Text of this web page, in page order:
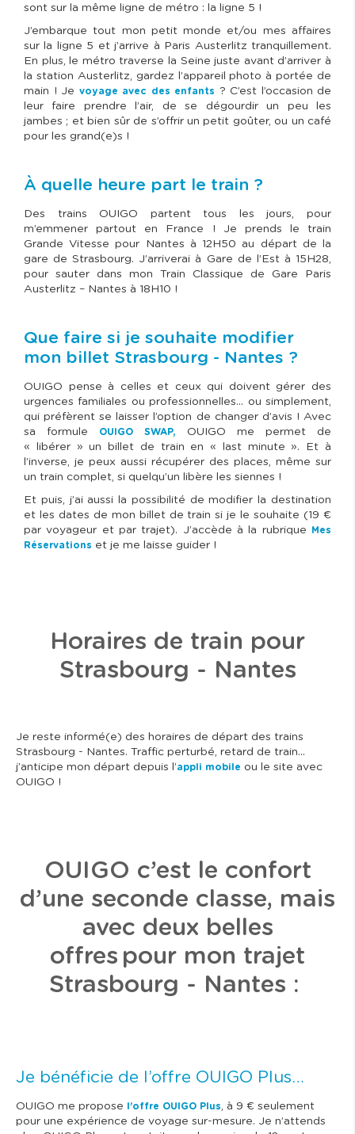
sont sur la même ligne de métro : la ligne 5 !
J’embarque tout mon petit monde et/ou mes affaires
sur la ligne 5 et j’arrive à Paris Austerlitz tranquillement.
En plus, le métro traverse la Seine juste avant d’arriver à
la station Austerlitz, gardez l’appareil photo à portée de
main ! Je voyage avec des enfants ? C’est l’occasion de
leur faire prendre l’air, de se dégourdir un peu les
jambes ; et bien sûr de s’offrir un petit goûter, ou un café
pour les grand(e)s !
À quelle heure part le train ?
Des trains OUIGO partent tous les jours, pour
m’emmener partout en France ! Je prends le train
Grande Vitesse pour Nantes à 12H50 au départ de la
gare de Strasbourg. J’arriverai à Gare de l’Est à 15H28,
pour sauter dans mon Train Classique de Gare Paris
Austerlitz – Nantes à 18H10 !
Que faire si je souhaite modifier
mon billet Strasbourg - Nantes ?
OUIGO pense à celles et ceux qui doivent gérer des
urgences familiales ou professionnelles… ou simplement,
qui préfèrent se laisser l’option de changer d’avis ! Avec
sa formule
OUIGO SWAP,
OUIGO me permet de
« libérer » un billet de train en « last minute ». Et à
l’inverse, je peux aussi récupérer des places, même sur
un train complet, si quelqu’un libère les siennes !
Et puis, j’ai aussi la possibilité de modifier la destination
et les dates de mon billet de train si je le souhaite (19 €
par voyageur et par trajet). J’accède à la rubrique
Mes
Réservations et je me laisse guider !
Horaires de train pour
Strasbourg - Nantes
Je reste informé(e) des horaires de départ des trains
Strasbourg - Nantes. Traffic perturbé, retard de train…
j’anticipe mon départ depuis l’appli mobile ou le site avec
OUIGO !
OUIGO c’est le confort
d’une seconde classe, mais
avec deux belles
offres pour mon trajet
Strasbourg - Nantes :
Je bénéficie de l’offre OUIGO Plus…
OUIGO me propose l’offre OUIGO Plus, à 9 € seulement
pour une expérience de voyage sur-mesure. Je n’attends